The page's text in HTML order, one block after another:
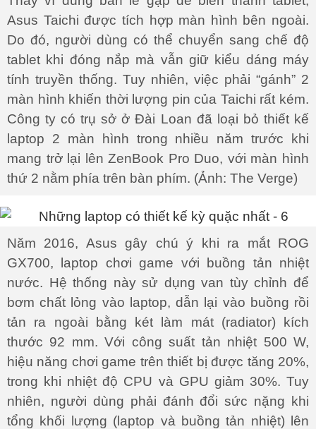
Asus Taichi được tích hợp màn hình bên ngoài.
Do đó, người dùng có thể chuyển sang chế độ
tablet khi đóng nắp mà vẫn giữ kiểu dáng máy
tính truyền thống. Tuy nhiên, việc phải “gánh” 2
màn hình khiến thời lượng pin của Taichi rất kém.
Công ty có trụ sở ở Đài Loan đã loại bỏ thiết kế
laptop 2 màn hình trong nhiều năm trước khi
mang trở lại lên ZenBook Pro Duo, với màn hình
thứ 2 nằm phía trên bàn phím. (Ảnh: The Verge)
Năm 2016, Asus gây chú ý khi ra mắt ROG
GX700, laptop chơi game với buồng tản nhiệt
nước. Hệ thống này sử dụng van tùy chỉnh để
bơm chất lỏng vào laptop, dẫn lại vào buồng rồi
tản ra ngoài bằng két làm mát (radiator) kích
thước 92 mm. Với công suất tản nhiệt 500 W,
hiệu năng chơi game trên thiết bị được tăng 20%,
trong khi nhiệt độ CPU và GPU giảm 30%. Tuy
nhiên, người dùng phải đánh đổi sức nặng khi
tổng khối lượng (laptop và buồng tản nhiệt) lên